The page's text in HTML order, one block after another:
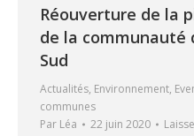
Réouverture de la
de la communauté
Sud
Actualités, Environnement,
communes
Par Léa 22 juin 2020